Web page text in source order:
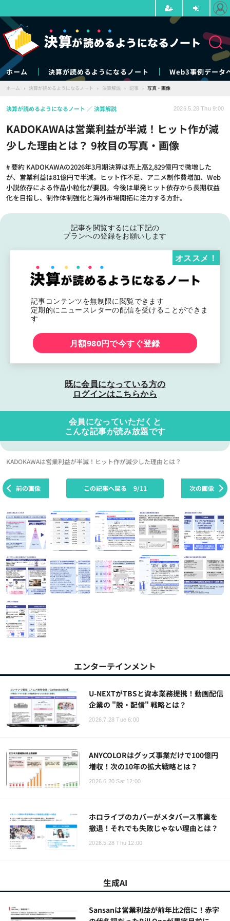
ホーム 決算が読めるようになるノート Web3事例データ
ホーム › 決算が読めるようになるノート › 決算解説 › 記事 › 写真・画像
KADOKAWAは営業利益が半減！ヒット作が減
少した理由とは？ 9枚目の写真・画像
# 要約 KADOKAWAの2026年3月期決算は売上高2,829億円で微増した
が、営業利益は81億円で半減。ヒット作不足、アニメ制作費増加、Web
小説依存による作品小粒化が要因。今後は単発ヒット依存から長期収益
化を目指し、制作体制強化と海外市場開拓に注力する方針。
決算が読めるようになるノート 決算解説 2026.5.28 Thu 9:00
記事を閲覧するには下記の
プランへの登録をお願いします
記事コンテンツを無制限に閲覧できます
定期的にニュースレターの配信を受けることができま
す
オススメ！
月額980円で今すぐ登録
既に会員になっている方の
ログインはこちらから
会員になっていただくと
こんな記事が読み放題です
KADOKAWAは営業利益が半減！ヒット作が減少した理由とは？
前の画像 次の画像
この記事へ戻る 9/11
エンターテインメント
U-NEXTがTBSと資本業務提携！動画配信
企業の "脱・配信" 戦略とは？
2026.7.28 Tue 6:00
ANYCOLORはグッズ事業だけで100億円
増収！次の10年の拡大戦略とは？
2026.6.20 Sat 12:00
ホロライブのカバーがメタバース事業を
撤退！それでも失敗じゃない理由とは？
2026.5.28 Thu 12:00
生成AI
Sansanは営業利益が前年比2倍に！赤字